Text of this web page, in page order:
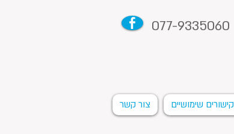
077-9335060
קישורים שימושיים צור קשר